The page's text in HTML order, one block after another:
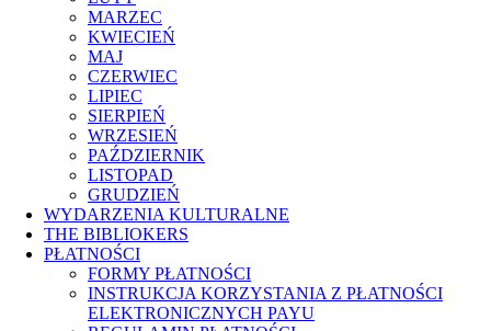
MARZEC
KWIECIEŃ
MAJ
CZERWIEC
LIPIEC
SIERPIEŃ
WRZESIEŃ
PAŹDZIERNIK
LISTOPAD
GRUDZIEŃ
WYDARZENIA KULTURALNE
THE BIBLIOKERS
PŁATNOŚCI
FORMY PŁATNOŚCI
INSTRUKCJA KORZYSTANIA Z PŁATNOŚCI
ELEKTRONICZNYCH PAYU